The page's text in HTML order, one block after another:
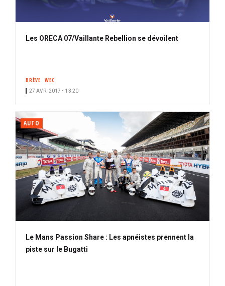
Les ORECA 07/Vaillante Rebellion se dévoilent
BRÈVE WEC
27 AVR. 2017 • 13:20
AUTO
Le Mans Passion Share : Les apnéistes prennent la
piste sur le Bugatti